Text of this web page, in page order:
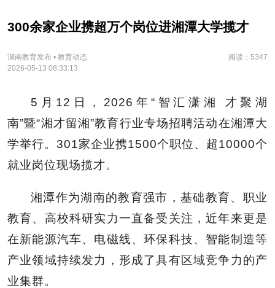
300余家企业携超万个岗位进湘潭大学揽才
湖南教育发布 • 教育动态
阅读：5347
2026-05-13 08:33:13
5月12日，2026年“智汇潇湘 才聚湖
南”暨“湘才留湘”教育行业专场招聘活动在湘潭大
学举行。301家企业携1500个职位、超10000个
就业岗位现场揽才。
湘潭作为湖南的教育强市，基础教育、职业
教育、高校科研实力一直备受关注，近年来更是
在新能源汽车、电磁线、环保科技、智能制造等
产业领域持续发力，形成了具有区域竞争力的产
业集群。